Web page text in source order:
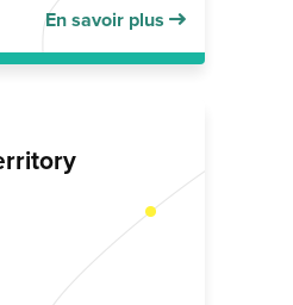
En savoir plus